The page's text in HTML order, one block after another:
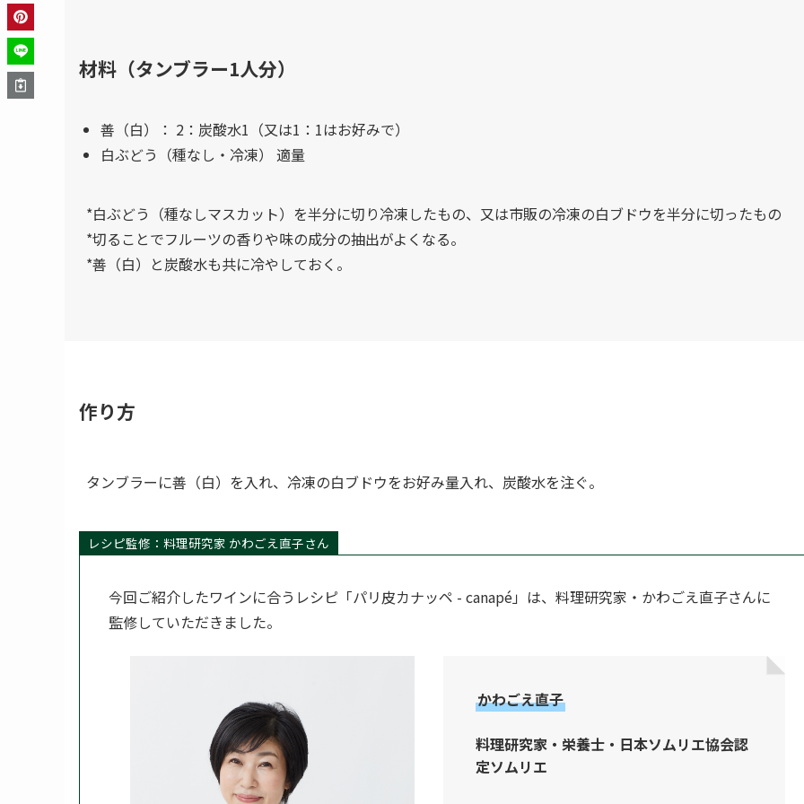
材料（タンブラー1人分）
善（白）： 2：炭酸水1（又は1：1はお好みで）
白ぶどう（種なし・冷凍） 適量
*白ぶどう（種なしマスカット）を半分に切り冷凍したもの、又は市販の冷凍の白ブドウを半分に切ったもの
*切ることでフルーツの香りや味の成分の抽出がよくなる。
*善（白）と炭酸水も共に冷やしておく。
作り方
タンブラーに善（白）を入れ、冷凍の白ブドウをお好み量入れ、炭酸水を注ぐ。
レシピ監修：料理研究家 かわごえ直子さん
今回ご紹介したワインに合うレシピ「パリ皮カナッペ - canapé」は、料理研究家・かわごえ直子さんに
監修していただきました。
かわごえ直子
料理研究家・栄養士・日本ソムリエ協会認
定ソムリエ